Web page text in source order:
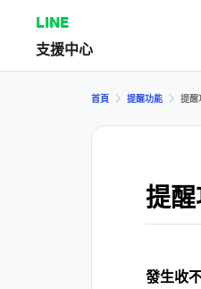
LINE
支援中心
首頁 提醒功能 提醒
提
發生收